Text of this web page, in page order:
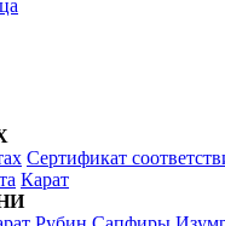
Сертификат
Карат